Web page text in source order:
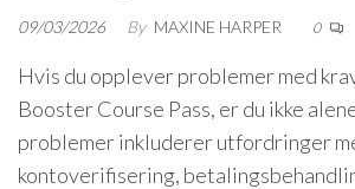
09/03/2026 By MAXINE HARPER 0
Hvis du opplever problemer med
Booster Course Pass, er du ikke
problemer inkluderer utfordringer
kontoverifisering,